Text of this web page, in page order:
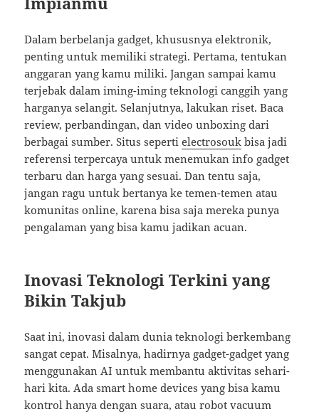
Dalam berbelanja gadget, khususnya elektronik,
penting untuk memiliki strategi. Pertama, tentukan
anggaran yang kamu miliki. Jangan sampai kamu
terjebak dalam iming-iming teknologi canggih yang
harganya selangit. Selanjutnya, lakukan riset. Baca
review, perbandingan, dan video unboxing dari
berbagai sumber. Situs sepertielectrosouk bisa jadi
referensi terpercaya untuk menemukan info gadget
terbaru dan harga yang sesuai. Dan tentu saja,
jangan ragu untuk bertanya ke temen-temen atau
komunitas online, karena bisa saja mereka punya
pengalaman yang bisa kamu jadikan acuan.
Inovasi Teknologi Terkini yang
Bikin Takjub
Saat ini, inovasi dalam dunia teknologi berkembang
sangat cepat. Misalnya, hadirnya gadget-gadget yang
menggunakan AI untuk membantu aktivitas sehari-
hari kita. Ada smart home devices yang bisa kamu
kontrol hanya dengan suara, atau robot vacuum